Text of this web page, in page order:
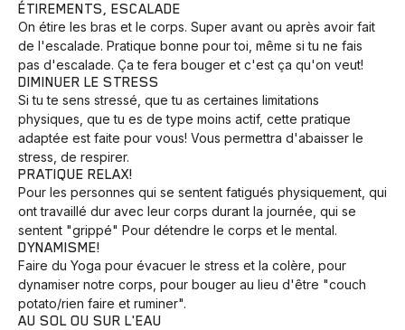
ÉTIREMENTS, ESCALADE
On étire les bras et le corps. Super avant ou après avoir fait
de l'escalade. Pratique bonne pour toi, même si tu ne fais
pas d'escalade. Ça te fera bouger et c'est ça qu'on veut!
DIMINUER LE STRESS
Si tu te sens stressé, que tu as certaines limitations
physiques, que tu es de type moins actif, cette pratique
adaptée est faite pour vous! Vous permettra d'abaisser le
stress, de respirer.
PRATIQUE RELAX!
Pour les personnes qui se sentent fatigués physiquement, qui
ont travaillé dur avec leur corps durant la journée, qui se
sentent "grippé" Pour détendre le corps et le mental.
DYNAMISME!
Faire du Yoga pour évacuer le stress et la colère, pour
dynamiser notre corps, pour bouger au lieu d'être "couch
potato/rien faire et ruminer".
AU SOL OU SUR L'EAU